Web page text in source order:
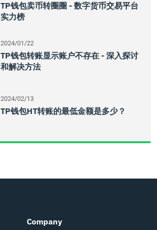
TP钱包卖币转圈圈 - 数字货币交易平台
实力榜
2024/01/22
TP钱包转账显示账户不存在 - 深入探讨
和解决方法
2024/02/13
TP钱包HT转账的最低金额是多少？
Company